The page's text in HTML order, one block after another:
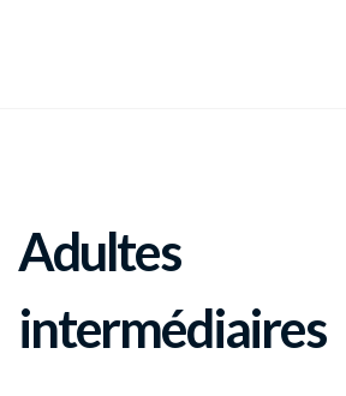
Adultes
intermédiaires